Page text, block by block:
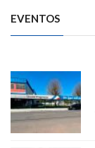
EVENTOS